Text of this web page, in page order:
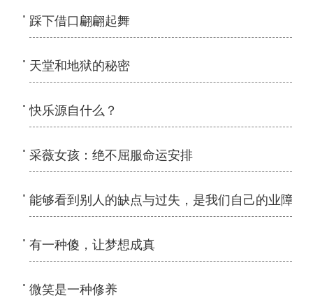
踩下借口翩翩起舞
天堂和地狱的秘密
快乐源自什么？
采薇女孩：绝不屈服命运安排
能够看到别人的缺点与过失，是我们自己的业障
有一种傻，让梦想成真
微笑是一种修养